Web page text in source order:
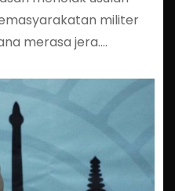
militer
merasa jera.…